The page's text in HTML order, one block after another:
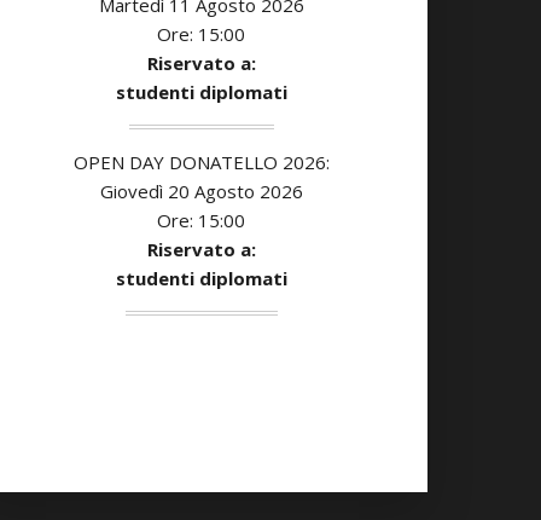
Martedì 11 Agosto 2026
Ore: 15:00
Riservato a:
studenti diplomati
OPEN DAY DONATELLO 2026:
Giovedì 20 Agosto 2026
Ore: 15:00
Riservato a:
studenti diplomati